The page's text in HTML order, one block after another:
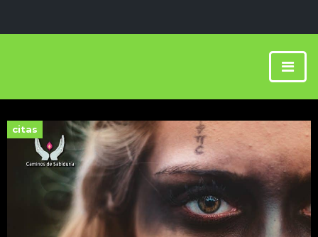
citas